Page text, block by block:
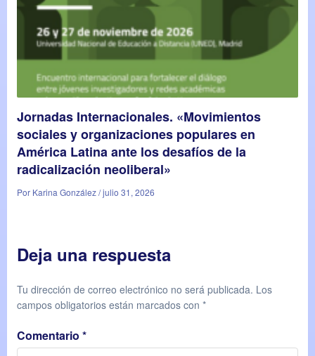
Jornadas Internacionales. «Movimientos
sociales y organizaciones populares en
América Latina ante los desafíos de la
radicalización neoliberal»
Por Karina González / julio 31, 2026
Deja una respuesta
Tu dirección de correo electrónico no será publicada. Los
campos obligatorios están marcados con *
Comentario *